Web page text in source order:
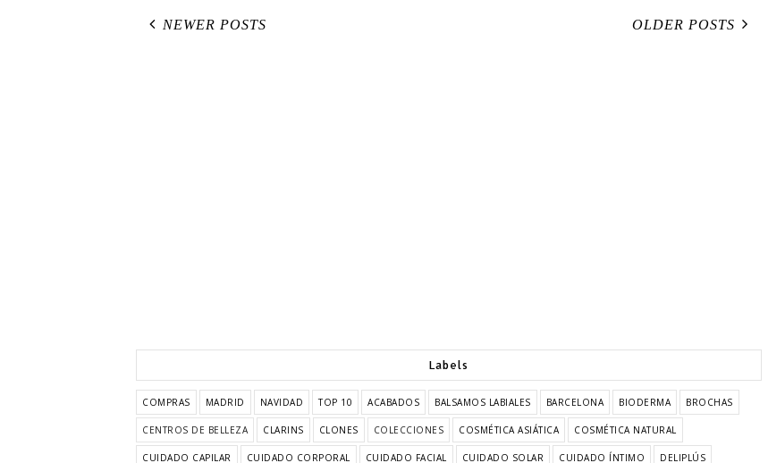
NEWER POSTS OLDER POSTS
Labels
COMPRAS MADRID NAVIDAD TOP 10 ACABADOS BALSAMOS LABIALES BARCELONA BIODERMA BROCHAS
CENTROS DE BELLEZA CLARINS CLONES COLECCIONES COSMÉTICA ASIÁTICA COSMÉTICA NATURAL
CUIDADO CAPILAR CUIDADO CORPORAL CUIDADO FACIAL CUIDADO SOLAR CUIDADO ÍNTIMO DELIPLÚS